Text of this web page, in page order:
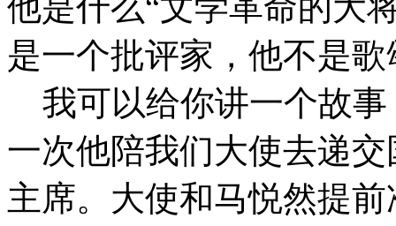
他是什么“文学革命的大
是一个批评家，他不是歌
我可以给你讲一个故事
一次他陪我们大使去递
主席。大使和马悦然提